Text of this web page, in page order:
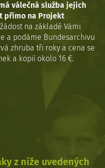
válečná služba jejich
přímo na Projekt
na základě Vámi
a podáme Bundesarchivu
zhruba tři roky a cena se
a kopií okolo 16 €.
z níže uvedených